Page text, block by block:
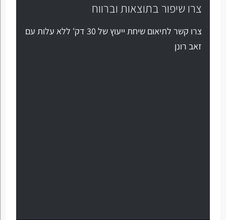
צרו שיפור בתוצאות וברווח
צרו קשר לתיאום שיחת ייעוץ של 30 דק' ללא עלות עם
זאב רונן